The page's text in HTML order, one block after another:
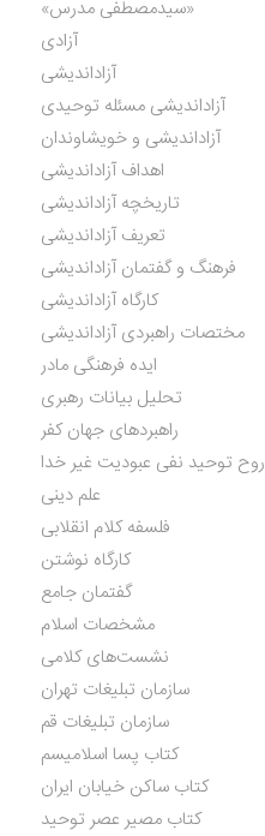
«سیدمصطفی مدرس»
آزادی
آزاداندیشی
آزاداندیشی مسئله توحیدی
آزاداندیشی و خویشاوندان
اهداف آزاداندیشی
تاریخچه آزاداندیشی
تعریف آزاداندیشی
فرهنگ و گفتمان آزاداندیشی
کارگاه آزاداندیشی
مختصات راهبردی آزاداندیشی
ایده فرهنگی مادر
تحلیل بیانات رهبری
راهبردهای جهان کفر
روح توحید نفی عبودیت غیر خدا
علم دینی
فلسفه کلام انقلابی
کارگاه نوشتن
گفتمان جامع
مشخصات اسلام
نشست‌های کلامی
سازمان تبلیغات تهران
سازمان تبلیغات قم
کتاب پسا اسلامیسم
کتاب ساکن خیابان ایران
کتاب مصیر عصر توحید